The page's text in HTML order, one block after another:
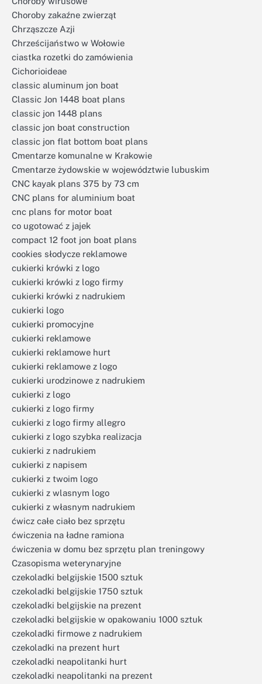
Choroby zakaźne zwierząt
Chrząszcze Azji
Chrześcijaństwo w Wołowie
ciastka rozetki do zamówienia
Cichorioideae
classic aluminum jon boat
Classic Jon 1448 boat plans
classic jon 1448 plans
classic jon boat construction
classic jon flat bottom boat plans
Cmentarze komunalne w Krakowie
Cmentarze żydowskie w województwie lubuskim
CNC kayak plans 375 by 73 cm
CNC plans for aluminium boat
cnc plans for motor boat
co ugotować z jajek
compact 12 foot jon boat plans
cookies słodycze reklamowe
cukierki krówki z logo
cukierki krówki z logo firmy
cukierki krówki z nadrukiem
cukierki logo
cukierki promocyjne
cukierki reklamowe
cukierki reklamowe hurt
cukierki reklamowe z logo
cukierki urodzinowe z nadrukiem
cukierki z logo
cukierki z logo firmy
cukierki z logo firmy allegro
cukierki z logo szybka realizacja
cukierki z nadrukiem
cukierki z napisem
cukierki z twoim logo
cukierki z wlasnym logo
cukierki z własnym nadrukiem
ćwicz całe ciało bez sprzętu
ćwiczenia na ładne ramiona
ćwiczenia w domu bez sprzętu plan treningowy
Czasopisma weterynaryjne
czekoladki belgijskie 1500 sztuk
czekoladki belgijskie 1750 sztuk
czekoladki belgijskie na prezent
czekoladki belgijskie w opakowaniu 1000 sztuk
czekoladki firmowe z nadrukiem
czekoladki na prezent hurt
czekoladki neapolitanki hurt
czekoladki neapolitanki na prezent